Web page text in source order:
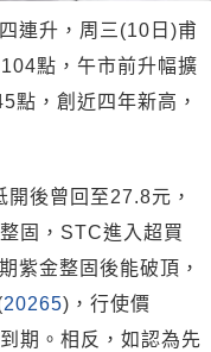
連升，周三(10日)甫
點，午市前升幅擴
點，創近四年新高，
開後曾回至27.8元，
固，STC進入超買
紫金整固後能破頂，
20265)，行使價
期。相反，如認為先